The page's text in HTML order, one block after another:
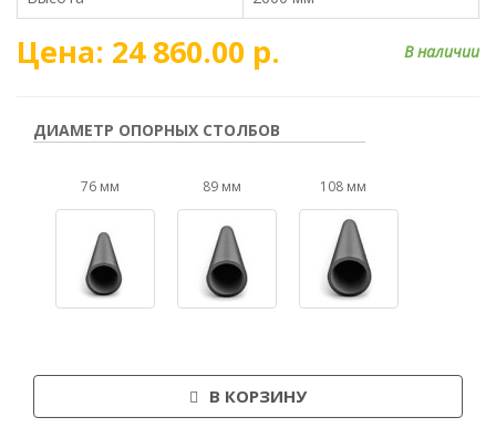
Цена: 24 860.00 р. В наличии
ДИАМЕТР ОПОРНЫХ СТОЛБОВ
76 мм 89 мм 108 мм
В КОРЗИНУ